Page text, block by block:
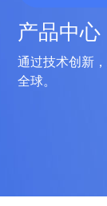
产品中心
通过技术创新
全球。